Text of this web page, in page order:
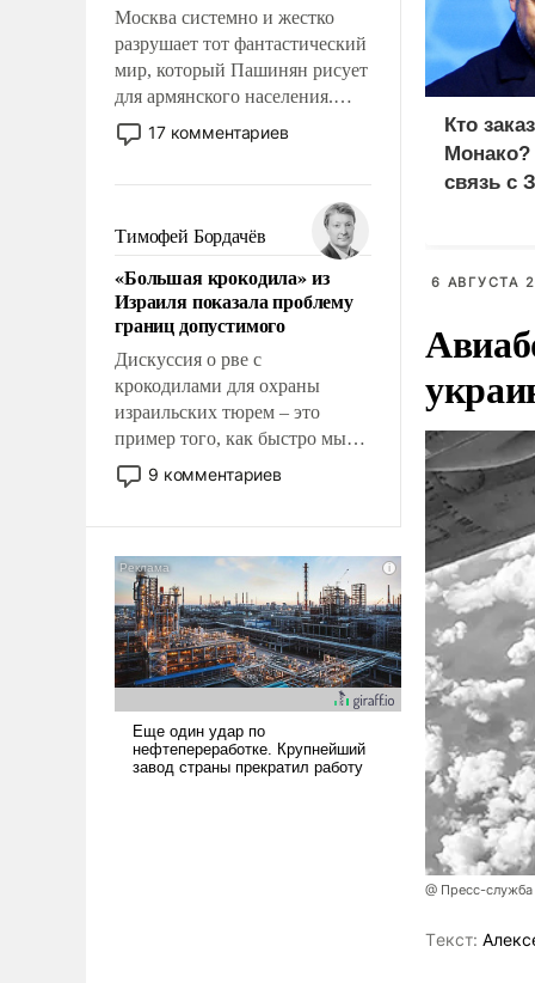
Москва системно и жестко
разрушает тот фантастический
мир, который Пашинян рисует
для армянского населения.
Мир, где политические
прожекты будут безусловно
налогоплательщиков и где
Еревану за свои поступки не
нужно отвечать.
17 комментариев
Тимофей Бордачёв
«Большая крокодила» из
Израиля показала проблему
границ допустимого
Дискуссия о рве с
крокодилами для охраны
израильских тюрем – это
пример того, как быстро мы
двигаемся по пути
революционных изменений.
псевдонаучной фантастики,
стало всерьез обсуждаемой
идеей.
9 комментариев
Кто
связь с
6 АВГУСТА
@ Пресс-
Tекст: